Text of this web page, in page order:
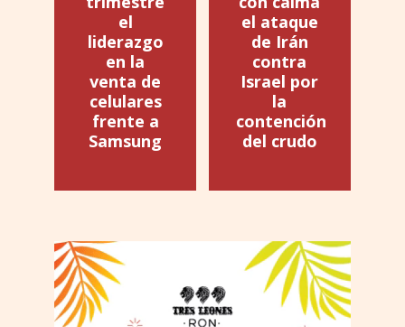
el
liderazgo
en la
venta de
celulares
frente a
Samsung
el ataque
de Irán
contra
Israel por
la
contención
del crudo